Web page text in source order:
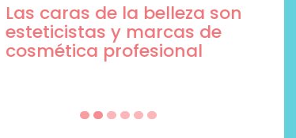
Las caras de la belleza son
esteticistas y marcas de
cosmética profesional